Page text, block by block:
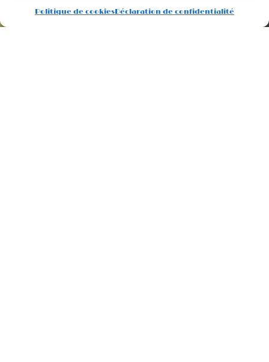
Politique de cookiesDéclaration de confidentialité